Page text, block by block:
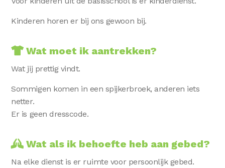
Kinderen horen er bij ons gewoon bij.
Wat moet ik aantrekken?
Wat jij prettig vindt.
Sommigen komen in een spijkerbroek, anderen iets
netter.
Er is geen dresscode.
Wat als ik behoefte heb aan gebed?
Na elke dienst is er ruimte voor persoonlijk gebed.